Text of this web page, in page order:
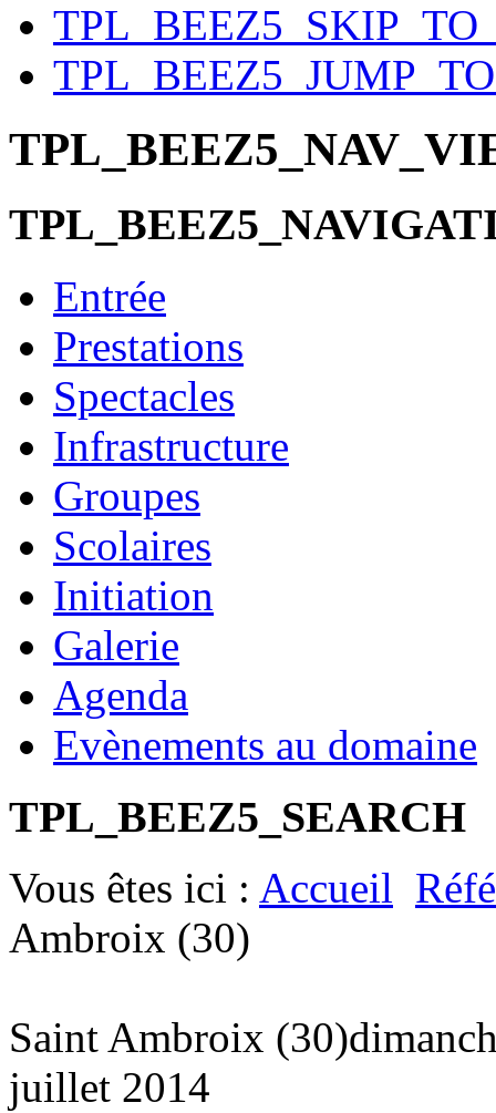
Entrée
Prestations
Spectacles
Infrastructure
Groupes
Scolaires
Initiation
Galerie
Agenda
Evènements au domaine
TPL_BEEZ5_SEARCH
Vous êtes ici : Accueil
Ambroix (30)
Saint Ambroix (30)
juillet 2014